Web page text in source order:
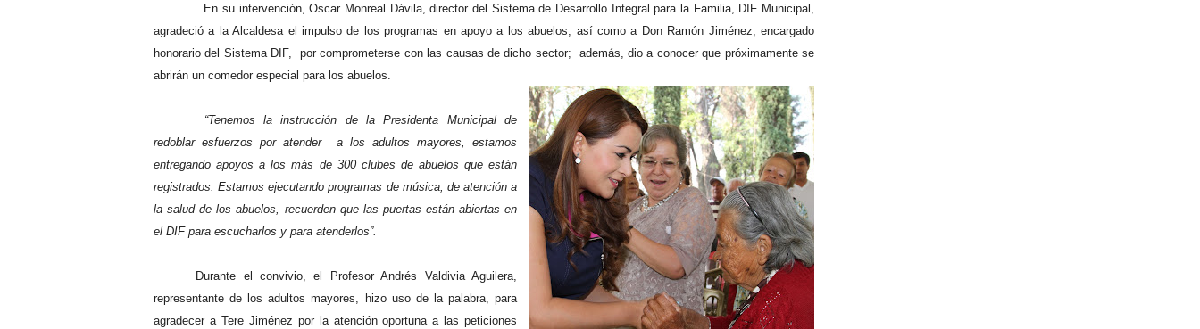
En su intervención, Oscar Monreal Dávila, director del Sistema de Desarrollo Integral para la Familia, DIF Municipal,
agradeció a la Alcaldesa el impulso de los programas en apoyo a los abuelos, así como a Don Ramón Jiménez, encargado
honorario del Sistema DIF, por comprometerse con las causas de dicho sector; además, dio a conocer que próximamente se
abrirán un comedor especial para los abuelos.
“Tenemos la instrucción de la Presidenta Municipal de
redoblar esfuerzos por atender a los adultos mayores, estamos
entregando apoyos a los más de 300 clubes de abuelos que están
registrados. Estamos ejecutando programas de música, de atención a
la salud de los abuelos, recuerden que las puertas están abiertas en
el DIF para escucharlos y para atenderlos”.
Durante el convivio, el Profesor Andrés Valdivia Aguilera,
representante de los adultos mayores, hizo uso de la palabra, para
agradecer a Tere Jiménez por la atención oportuna a las peticiones